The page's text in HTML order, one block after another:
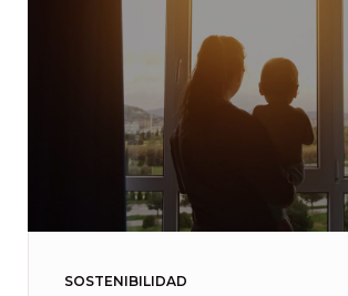
SOSTENIBILIDAD